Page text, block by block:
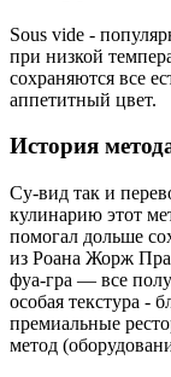
Sous vide -
при низкой
сохраняются все
аппетитный цвет.
История
Су-вид так и
кулинарию этот
помогал дольше
из Роана Жорж
фуа-гра — все
особая текстура -
премиальные
метод